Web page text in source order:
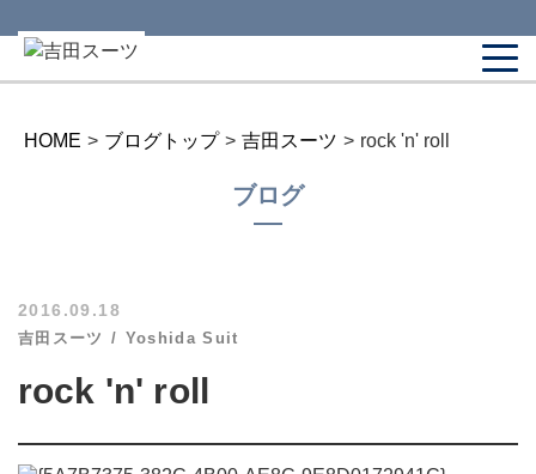
HOME > ブログトップ > 吉田スーツ > rock 'n' roll
ブログ
2016.09.18
吉田スーツ Yoshida Suit
rock 'n' roll